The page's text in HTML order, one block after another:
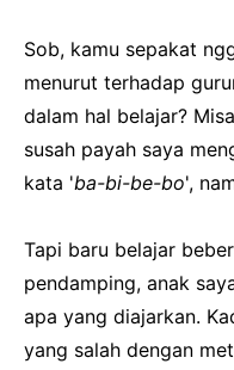
Sob, kamu sepakat
menurut terhadap
dalam hal belajar?
susah payah saya
kata 'ba-bi-be-bo',
Tapi baru belajar
pendamping, anak
apa yang diajarkan.
yang salah dengan